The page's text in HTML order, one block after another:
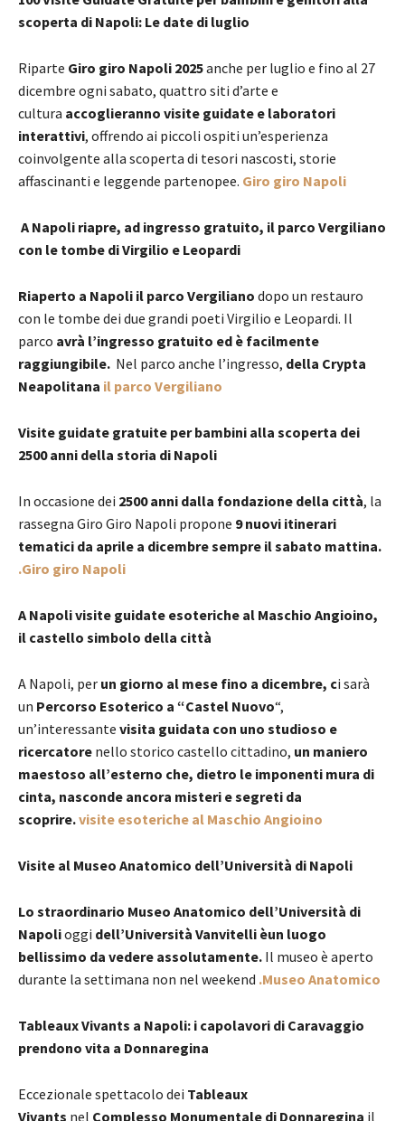
scoperta di Napoli: Le date di luglio
Riparte Giro giro Napoli 2025anche per luglio e fino al 27
dicembre ogni sabato, quattro siti d’arte e
cultura accoglieranno visite guidate e laboratori
interattivi, offrendo ai piccoli ospiti un’esperienza
coinvolgente alla scoperta di tesori nascosti, storie
affascinanti e leggende partenopee. Giro giro Napoli
A Napoli riapre, ad ingresso gratuito, il parco Vergiliano
con le tombe di Virgilio e Leopardi
Riaperto a Napoli il parco Vergiliano dopo un restauro
con le tombe dei due grandi poeti Virgilio e Leopardi. Il
parco avrà l’ingresso gratuito ed è facilmente
raggiungibile. Nel parco anche l’ingresso, della Crypta
Neapolitana il parco Vergiliano
Visite guidate gratuite per bambini alla scoperta dei
2500 anni della storia di Napoli
In occasione dei 2500 anni dalla fondazione della città, la
rassegna Giro Giro Napoli propone 9 nuovi itinerari
tematici da aprile a dicembre sempre il sabato mattina.
.Giro giro Napoli
A Napoli visite guidate esoteriche al Maschio Angioino,
il castello simbolo della città
A Napoli, per un giorno al mese fino a dicembre, ci sarà
un Percorso Esoterico a “Castel Nuovo“,
un’interessante visita guidata con uno studioso e
ricercatore nello storico castello cittadino, un maniero
maestoso all’esterno che, dietro le imponenti mura di
cinta, nasconde ancora misteri e segreti da
scoprire.visite esoteriche al Maschio Angioino
Visite al Museo Anatomico dell’Università di Napoli
Lo straordinario Museo Anatomico dell’Università di
Napolioggi dell’Università Vanvitelli èun luogo
bellissimo da vedere assolutamente. Il museo è aperto
durante la settimana non nel weekend .Museo Anatomico
Tableaux Vivants a Napoli: i capolavori di Caravaggio
prendono vita a Donnaregina
Eccezionale spettacolo dei Tableaux
Vivants nel Complesso Monumentale di Donnaregina il